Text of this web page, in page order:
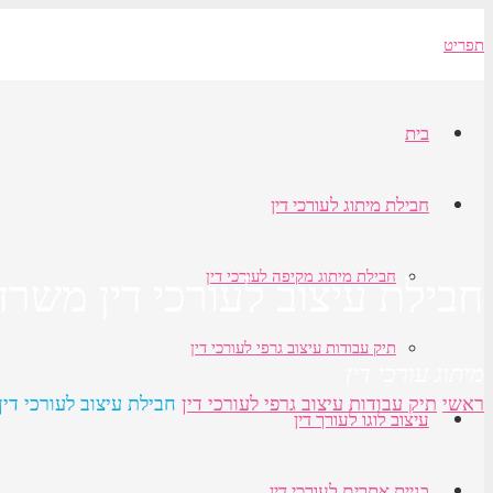
תפריט
בית
חבילת מיתוג לעורכי דין
חבילת מיתוג מקיפה לעורכי דין
תיק עבודות עיצוב גרפי לעורכי דין
עיצוב לוגו לעורך דין
חבילת עיצוב לעורכי דין
ראשי תיק עבודות עיצוב גרפי לעורכי דין חבילת עיצוב לעורכי